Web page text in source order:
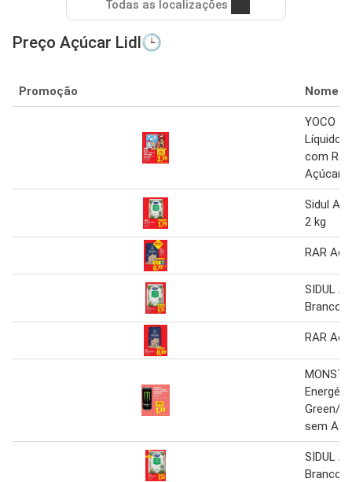
Todas as localizações
Preço Açúcar Lidl🕒
Promoção Nome
YOCO
Líquido
com
Açúcar
Sidul
2 kg
RAR
SIDUL
Branco
RAR
Green/
sem
SIDUL
Branco